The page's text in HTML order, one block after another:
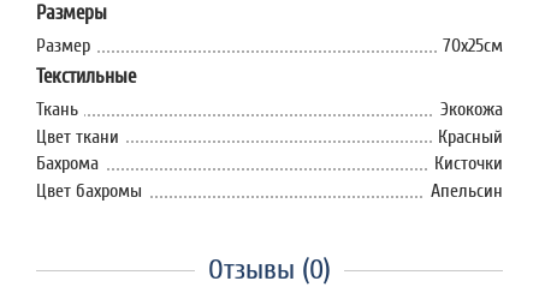
Размеры
Размер 70х25см
Текстильные
Ткань
Экокожа
Цвет ткани
Красный
Бахрома
Кисточки
Цвет бахромы
Апельсин
Отзывы (0)